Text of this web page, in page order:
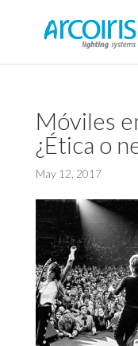
Móviles
¿Ética o
May 12, 2017